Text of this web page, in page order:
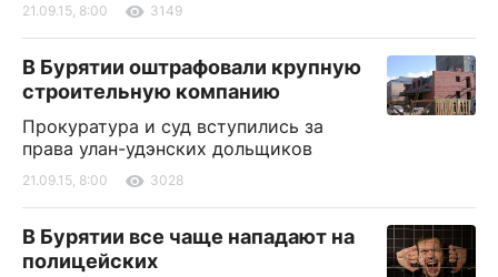
21.09.15, 8:00 3149
В Бурятии оштрафовали крупную
строительную компанию
Прокуратура и суд вступились за
права улан-удэнских дольщиков
21.09.15, 8:00 3028
В Бурятии все чаще нападают на
полицейских